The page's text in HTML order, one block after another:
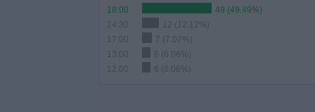
18:00
49 (49.49%)
14:30
12 (12.12%)
17:00
7 (7.07%)
13:00
6 (6.06%)
12:00
6 (6.06%)